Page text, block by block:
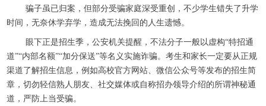
骗子虽已归案，但部分受骗家庭深受重创，不少学生错失了升学
时间，无奈休学弃学，造成无法挽回的人生遗憾。
眼下正是招生季，公安机关提醒，不法分子一般以虚构“特招通
道”“内部名额”“加分保送”等名义实施诈骗。考生和家长一定要从正规
渠道了解招生信息，例如高校官方网站、微信公众号等发布的招生简
章，切勿轻信熟人朋友、社交媒体或自称招办领导介绍的所谓神秘通
道，严防上当受骗。